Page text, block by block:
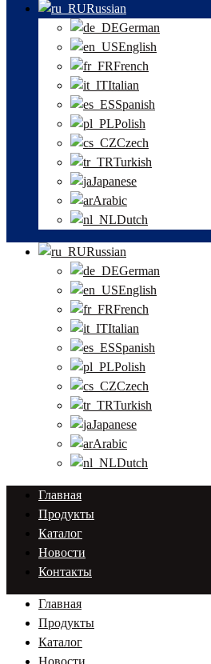
Russian
German
English
French
Italian
Spanish
Polish
Czech
Turkish
Japanese
Arabic
Dutch
Russian
German
English
French
Italian
Spanish
Polish
Czech
Turkish
Japanese
Arabic
Dutch
Главная
Продукты
Каталог
Новости
Контакты
Главная
Продукты
Каталог
Новости